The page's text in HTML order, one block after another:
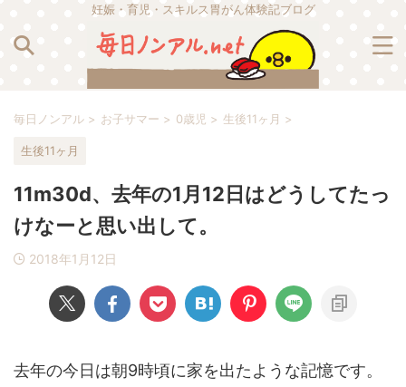
妊娠・育児・スキルス胃がん体験記ブログ
毎日ノンアル > お子サマー > 0歳児 > 生後11ヶ月 >
生後11ヶ月
11m30d、去年の1月12日はどうしてたっ
けなーと思い出して。
2018年1月12日
去年の今日は朝9時頃に家を出たような記憶です。